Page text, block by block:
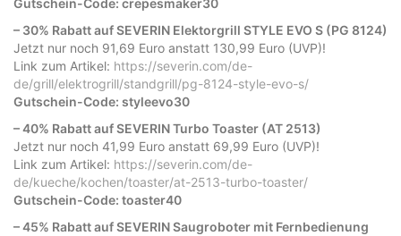
Gutschein-Code: crepesmaker30
– 30% Rabatt auf SEVERIN Elektorgrill STYLE EVO S (PG 8124)
Jetzt nur noch 91,69 Euro anstatt 130,99 Euro (UVP)!
Link zum Artikel: https://severin.com/de-
de/grill/elektrogrill/standgrill/pg-8124-style-evo-s/
Gutschein-Code: styleevo30
– 40% Rabatt auf SEVERIN Turbo Toaster (AT 2513)
Jetzt nur noch 41,99 Euro anstatt 69,99 Euro (UVP)!
Link zum Artikel: https://severin.com/de-
de/kueche/kochen/toaster/at-2513-turbo-toaster/
Gutschein-Code: toaster40
– 45% Rabatt auf SEVERIN Saugroboter mit Fernbedienung